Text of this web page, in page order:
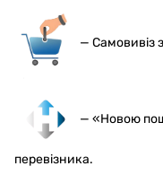
— Самовивіз
— «Новою
перевізника.